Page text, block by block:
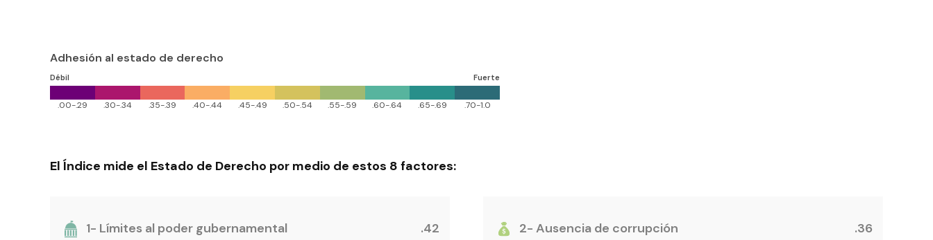
Adhesión al estado de derecho
El Índice mide el Estado de Derecho por medio de estos 8 factores:
1- Límites al poder gubernamental .42 2- Ausencia de corrupción .36